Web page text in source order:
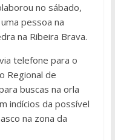
no sábado,
pessoa na
na Ribeira Brava.
telefone para o
Regional de
buscas na orla
indícios da possível
na zona da